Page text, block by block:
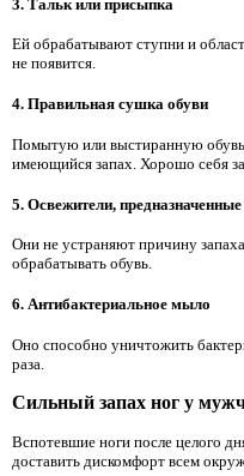
3. Тальк или присыпка
Ей обрабатывают ступни и
не появится.
4. Правильная сушка обуви
Помытую или выстиранную обувь
имеющийся запах. Хорошо себя
5. Освежители,
Они не устраняют причину
обрабатывать обувь.
6. Антибактериальное мыло
Оно способно уничтожить
раза.
Сильный запах ног у
Вспотевшие ноги после целого
доставить дискомфорт всем